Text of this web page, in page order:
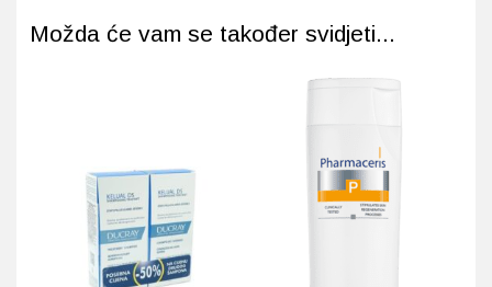
Možda će vam se također svidjeti...